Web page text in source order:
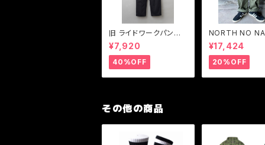
旧 ライドワークパンツ
ワークパンツストレッチ
BLUCO【ブルコ】RIDE
WORK PANTS -stret
ch- 0066
¥7,920
40%OFF
NORTH NO
【ノースノーネー
ーティリティ ト
ズパンツ
¥17,424
20%OFF
その他の商品